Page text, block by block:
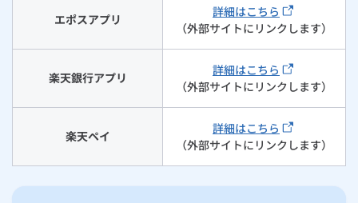
エポスアプリ
詳細はこちら
（外部サイトにリンクします）
楽天銀行アプリ
詳細はこちら
（外部サイトにリンクします）
楽天ペイ
詳細はこちら
（外部サイトにリンクします）